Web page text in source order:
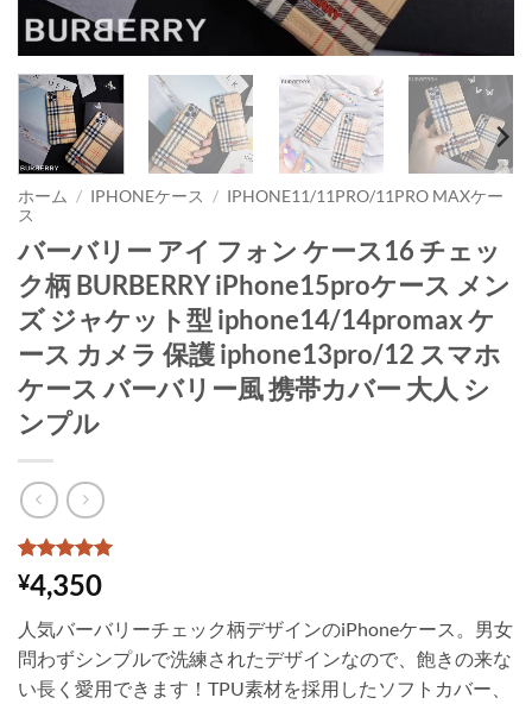
ホーム / IPHONEケース / IPHONE11/11PRO/11PRO MAXケー
ス
バーバリー アイ フォン ケース16 チェッ
ク柄 BURBERRY iPhone15proケース メン
ズ ジャケット型 iphone14/14promax ケ
ース カメラ 保護 iphone13pro/12 スマホ
ケース バーバリー風 携帯カバー 大人 シ
ンプル
1
件の利用者
評価に基づ
価のうち、
5点
¥4,350
人気バーバリーチェック柄デザインのiPhoneケース。男女
問わずシンプルで洗練されたデザインなので、飽きの来な
い長く愛用できます！TPU素材を採用したソフトカバー、